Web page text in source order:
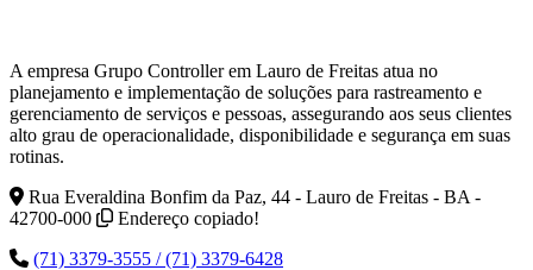
A empresa Grupo Controller em Lauro de Freitas atua no
planejamento e implementação de soluções para rastreamento e
gerenciamento de serviços e pessoas, assegurando aos seus clientes
alto grau de operacionalidade, disponibilidade e segurança em suas
rotinas.
Rua Everaldina Bonfim da Paz, 44 - Lauro de Freitas - BA -
42700-000
Endereço copiado!
(71) 3379-3555 / (71) 3379-6428